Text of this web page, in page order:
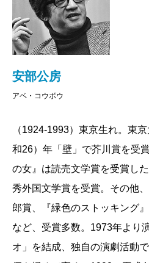
安部公房
アベ・コウボウ
（1924-1993）東京生れ。東
和26）年「壁」で芥川賞を受
の女』は読売文学賞を受賞し
秀外国文学賞を受賞。その他
郎賞、『緑色のストッキング
など、受賞多数。1973年より
オ」を結成、独自の演劇活動